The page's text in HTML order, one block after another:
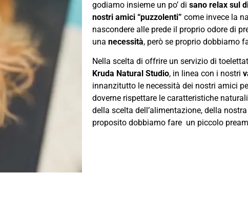
godiamo insieme un po’ di sano relax sul
nostri amici “puzzolenti” come invece la
nascondere alle prede il proprio odore di
una necessità, però se proprio dobbiamo
Nella scelta di offrire un servizio di
Kruda Natural Studio, in linea con i nostri
innanzitutto le necessità dei nostri amici
doverne rispettare le caratteristiche
della scelta dell’alimentazione, della
proposito dobbiamo fare un piccolo